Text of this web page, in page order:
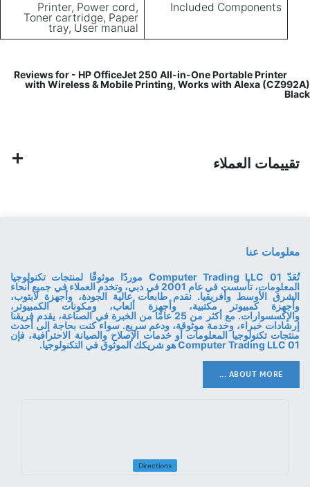
Included Components
Printer, Power cord,
Toner cartridge, Paper
tray, User manual
Reviews for - HP OfficeJet 250 All-in-One Portable Printer
with Wireless & Mobile Printing, Works with Alexa (CZ992A)
Black
تقييمات العملاء
معلومات عنا
تُعَدّ 01 Computer Trading LLC موردًا موثوقًا لمنتجات تكنولوجيا
المعلومات، تأسست في عام 2001 في دبي، وتخدم العملاء في جميع أنحاء
الشرق الأوسط وأفريقيا. نقدم طابعات عالية الجودة، وأجهزة لابتوب،
وأجهزة كمبيوتر مكتبية، وأجهزة ألعاب، ومكونات الكمبيوتر،
والإكسسوارات. مع أكثر من 25 عامًا من الخبرة في الصناعة، يقدم فريقنا
إرشادات خبراء، وخدمة موثوقة، ودعم سريع. سواء كنت بحاجة إلى أحدث
منتجات تكنولوجيا المعلومات أو خدمات الإصلاح والصيانة الاحترافية، فإن
01 Computer Trading LLC هو شريكك الموثوق في التكنولوجيا.
ABOUT MORE ...
Directions